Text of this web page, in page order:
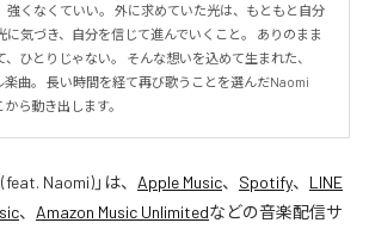
強くなくていい。 外に求めていた光は、もともと自分
に気づき、自分を信じて進んでいくこと。 ありのまま
、ひとりじゃない。 そんな想いを込めて生まれた、
曲。 長い時間を経て再び歌うことを選んだNaomi
ら動き出します。
Naomi)」は、 Apple Music、 Spotify、 LINE
、 Amazon Music Unlimitedなどの音楽配信サ